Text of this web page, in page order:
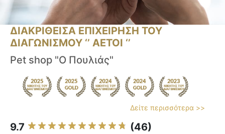
ΔΙΑΚΡΙΘΕΙΣΑ ΕΠΙΧΕΙΡΗΣΗ ΤΟΥ
ΔΙΑΓΩΝΙΣΜΟΥ ‘’ ΑΕΤΟΙ ‘’
Pet shop "Ο Πουλιάς"
Δείτε περισσότερα >>
9.7 (46)